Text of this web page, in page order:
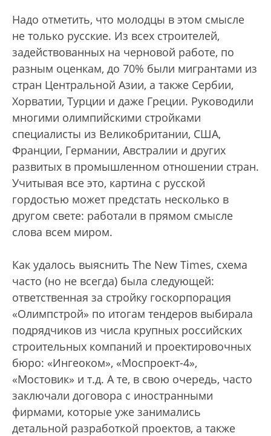
Надо отметить, что молодцы в этом смысле
не только русские. Из всех строителей,
задействованных на черновой работе, по
разным оценкам, до 70% были мигрантами из
стран Центральной Азии, а также Сербии,
Хорватии, Турции и даже Греции. Руководили
многими олимпийскими стройками
специалисты из Великобритании, США,
Франции, Германии, Австралии и других
развитых в промышленном отношении стран.
Учитывая все это, картина с русской
гордостью может предстать несколько в
другом свете: работали в прямом смысле
слова всем миром.
Как удалось выяснить The New Times, схема
часто (но не всегда) была следующей:
ответственная за стройку госкорпорация
«Олимпстрой» по итогам тендеров выбирала
подрядчиков из числа крупных российских
строительных компаний и проектировочных
бюро: «Ингеоком», «Моспроект-4»,
«Мостовик» и т.д. А те, в свою очередь, часто
заключали договора с иностранными
фирмами, которые уже занимались
детальной разработкой проектов, а также